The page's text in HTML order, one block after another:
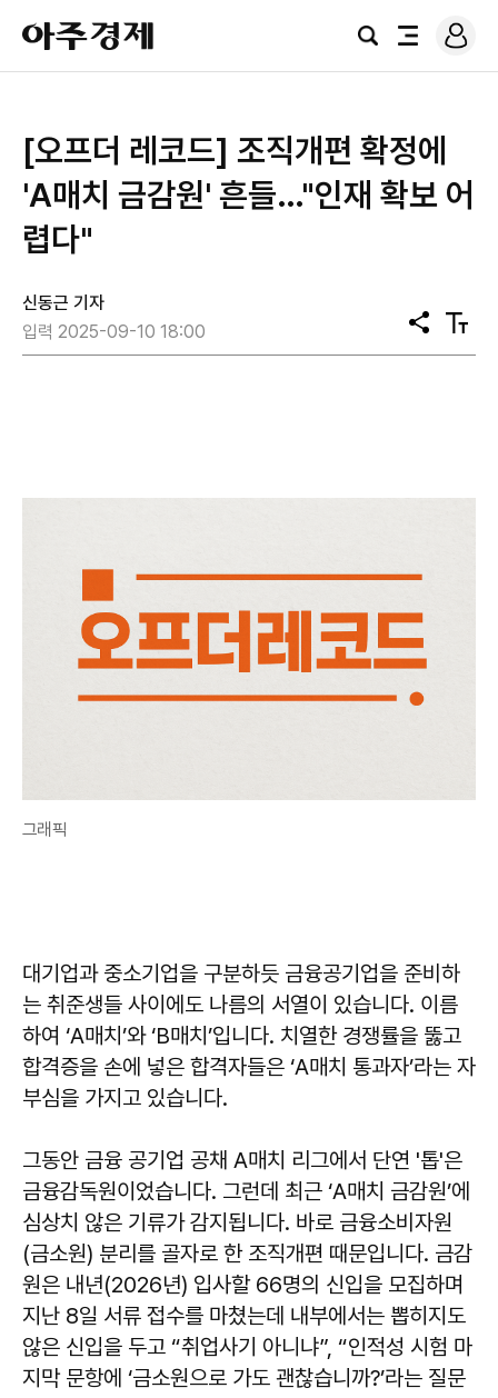
아
주
경
검
전
로
그
[오프더 레코드] 조직개편 확정에
'A매치 금감원' 흔들…"인재 확보 어
렵다"
신동근 기자
입력 2025-09-10 18:00
공
유
텍
스
그래픽
대기업과 중소기업을 구분하듯 금융공기업을 준비하
는 취준생들 사이에도 나름의 서열이 있습니다. 이름
하여 ‘A매치’와 ‘B매치’입니다. 치열한 경쟁률을 뚫고
합격증을 손에 넣은 합격자들은 ‘A매치 통과자’라는 자
부심을 가지고 있습니다.
그동안 금융 공기업 공채 A매치 리그에서 단연 '톱'은
금융감독원이었습니다. 그런데 최근 ‘A매치 금감원’에
심상치 않은 기류가 감지됩니다. 바로 금융소비자원
(금소원) 분리를 골자로 한 조직개편 때문입니다. 금감
원은 내년(2026년) 입사할 66명의 신입을 모집하며
지난 8일 서류 접수를 마쳤는데 내부에서는 뽑히지도
않은 신입을 두고 “취업사기 아니냐”, “인적성 시험 마
지막 문항에 ‘금소원으로 가도 괜찮습니까?’라는 질문